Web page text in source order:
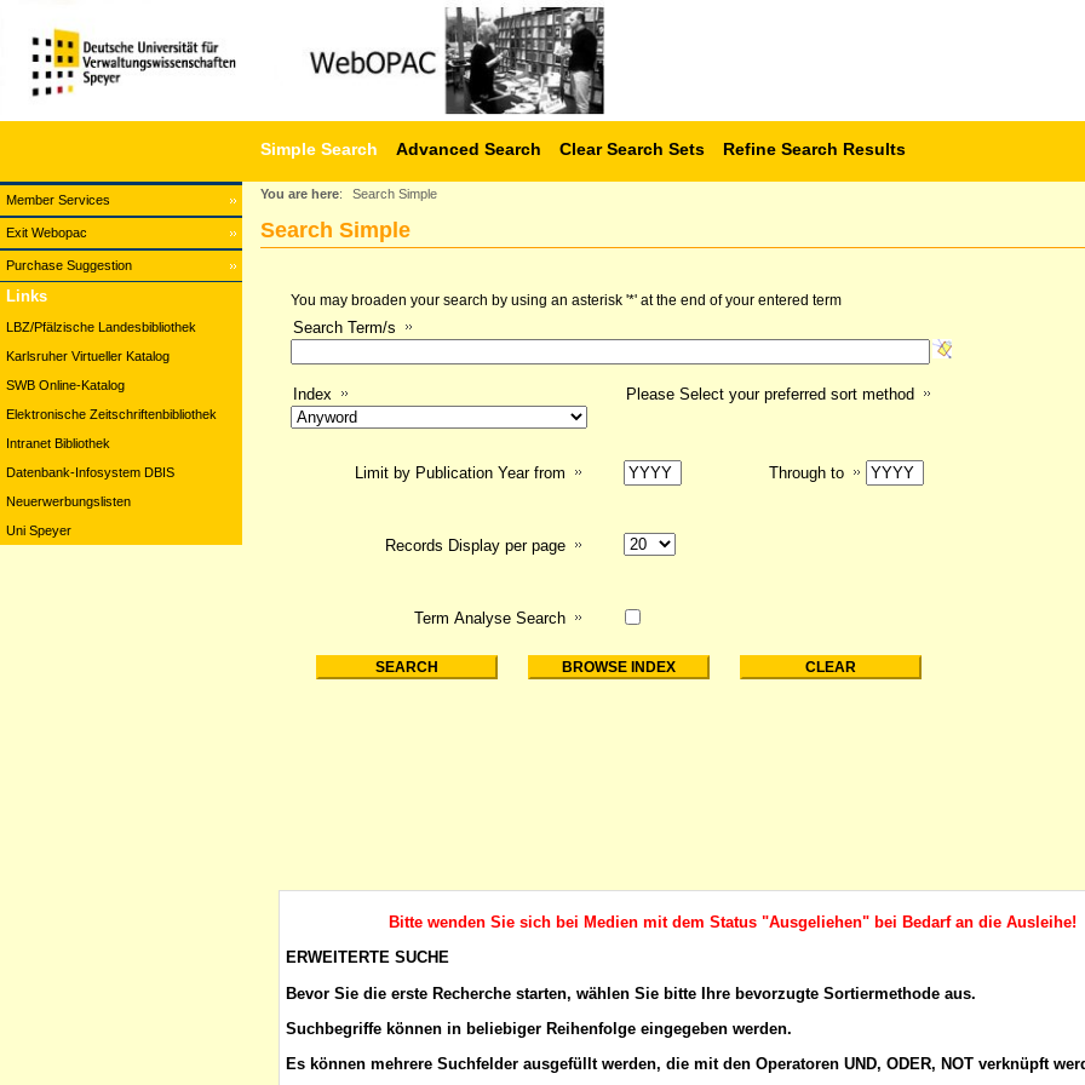
Member Services
Exit Webopac
Purchase Suggestion
Simple Search Advanced Search Clear Search Sets Refine Search Results
Links
LBZ/Pfälzische Landesbibliothek
Karlsruher Virtueller Katalog
SWB Online-Katalog
Elektronische Zeitschriftenbibliothek
Intranet Bibliothek
Datenbank-Infosystem DBIS
Neuerwerbungslisten
Uni Speyer
You are here: Search Simple
Search Simple
You may broaden your search by using an asterisk '*' at the end of your entered term
Search Term/s
Index Please Select your preferred sort method
Term Analyse Search
Limit by Publication Year from Through to
Records Display per page
Bitte wenden Sie sich bei Medien mit dem Status "Ausgeliehen" bei Bedarf an die Ausleihe!
ERWEITERTE SUCHE
Bevor Sie die erste Recherche starten, wählen Sie bitte Ihre bevorzugte Sortiermethode aus.
Suchbegriffe können in beliebiger Reihenfolge eingegeben werden.
Es können mehrere Suchfelder ausgefüllt werden, die mit den Operatoren UND, ODER, NOT verknüpft